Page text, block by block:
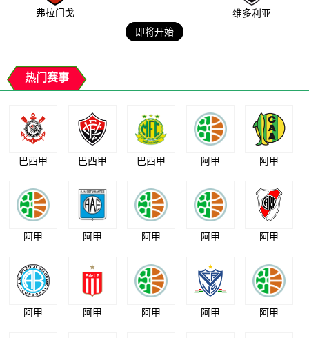
弗拉门戈
维多利亚
即将开始
热门赛事
巴西甲 巴西甲 巴西甲 阿甲 阿甲
阿甲 阿甲 阿甲 阿甲 阿甲
阿甲 阿甲 阿甲 阿甲 阿甲